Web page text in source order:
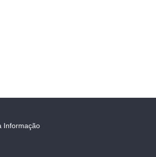
Informação